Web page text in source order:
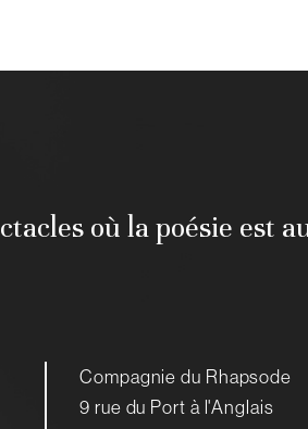
où la poésie est
Compagnie du Rhapsode
9 rue du Port à l'Anglais